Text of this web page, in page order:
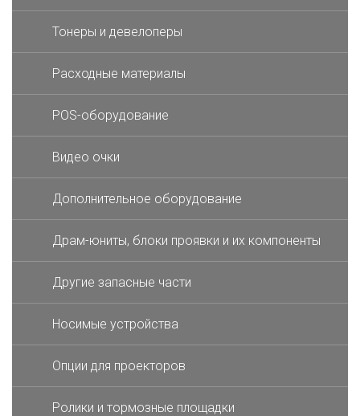
Тонеры и девелоперы
Расходные материалы
POS-оборудование
Видео очки
Дополнительное оборудование
Драм-юниты, блоки проявки и их компоненты
Другие запасные части
Носимые устройства
Опции для проекторов
Ролики и тормозные площадки